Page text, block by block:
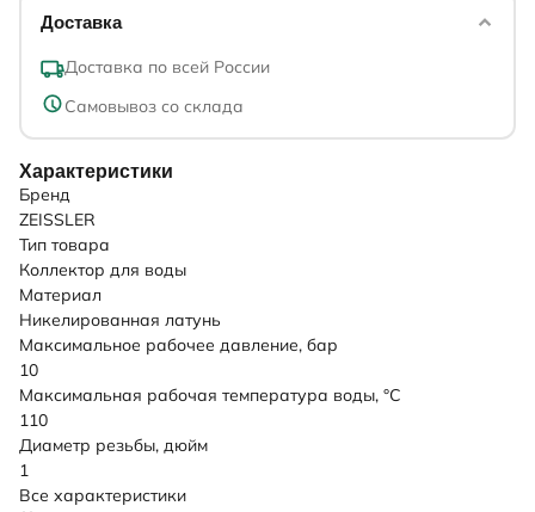
Доставка
Доставка по всей России
Самовывоз со склада
Характеристики
Бренд
ZEISSLER
Тип товара
Коллектор для воды
Материал
Никелированная латунь
Максимальное рабочее давление, бар
10
Максимальная рабочая температура воды, °C
110
Диаметр резьбы, дюйм
1
Все характеристики